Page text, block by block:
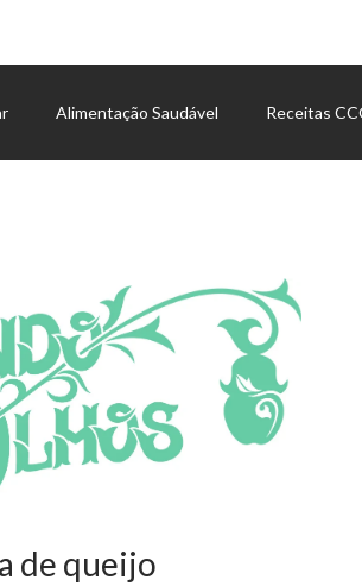
Alimentação Saudável Receitas
de queijo